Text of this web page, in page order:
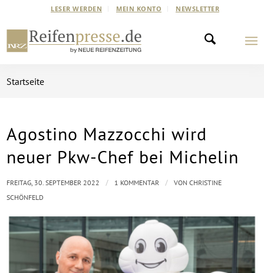
LESER WERDEN MEIN KONTO NEWSLETTER
Startseite
Agostino Mazzocchi wird
neuer Pkw-Chef bei Michelin
FREITAG, 30. SEPTEMBER 2022 / 1 KOMMENTAR / VONCHRISTINE
SCHÖNFELD
sagt: